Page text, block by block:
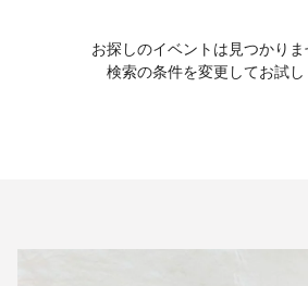
お探しのイベントは見つかりま
検索の条件を変更してお試し